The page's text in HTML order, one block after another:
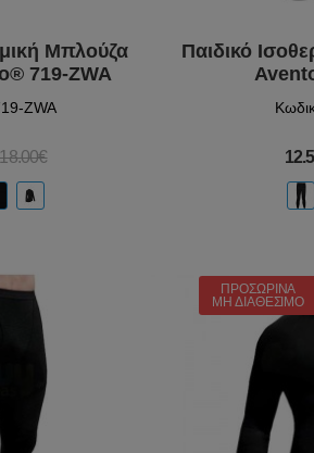
Μπλούζα
719-ZWA
ZWA
18.00€
Παιδικό
ΠΡΟΣΩΡΙΝΆ
ΜΗ ΔΙΑΘΈΣΙΜΟ